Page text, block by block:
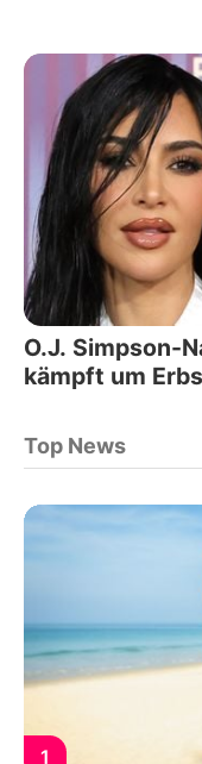
O.J. Simpson-
kämpft um
Top News
1